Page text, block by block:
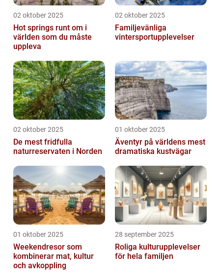
02 oktober 2025
Hot springs runt om i
världen som du måste
uppleva
02 oktober 2025
Familjevänliga
vintersportupplevelser
02 oktober 2025
De mest fridfulla
naturreservaten i Norden
01 oktober 2025
Äventyr på världens mest
dramatiska kustvägar
01 oktober 2025
Weekendresor som
kombinerar mat, kultur
och avkoppling
28 september 2025
Roliga kulturupplevelser
för hela familjen